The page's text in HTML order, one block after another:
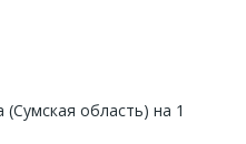
область) на 1